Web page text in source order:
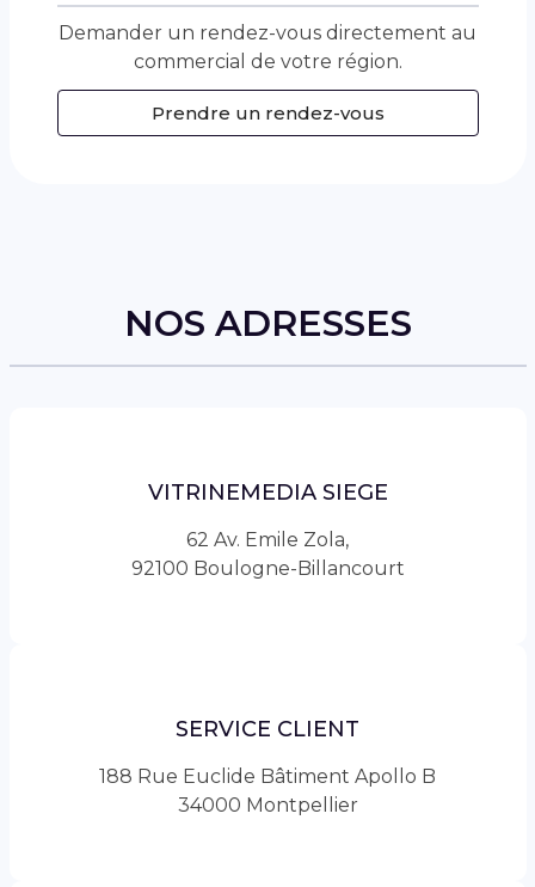
Demander un rendez-vous directement au
commercial de votre région.
Prendre un rendez-vous
NOS ADRESSES
VITRINEMEDIA SIEGE
62 Av. Emile Zola,
92100 Boulogne-Billancourt
SERVICE CLIENT
188 Rue Euclide Bâtiment Apollo B
34000 Montpellier